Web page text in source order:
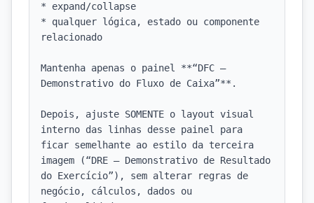
* expand/collapse
* qualquer lógica, estado ou componente
relacionado
Mantenha apenas o painel **“DFC —
Demonstrativo do Fluxo de Caixa”**.
Depois, ajuste SOMENTE o layout visual
interno das linhas desse painel para
ficar semelhante ao estilo da terceira
imagem (“DRE — Demonstrativo de Resultado
do Exercício”), sem alterar regras de
negócio, cálculos, dados ou